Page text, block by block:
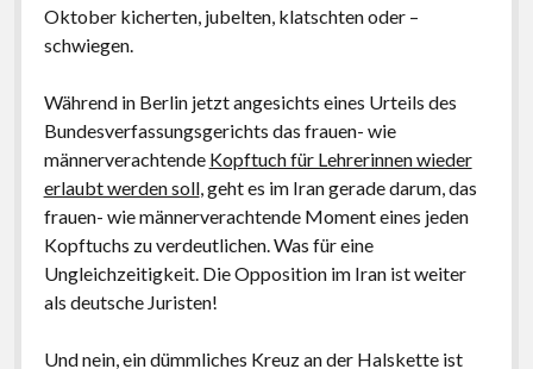
Oktober kicherten, jubelten, klatschten oder –
schwiegen.
Während in Berlin jetzt angesichts eines Urteils des
Bundesverfassungsgerichts das frauen- wie
männerverachtende Kopftuch für Lehrerinnen wieder
erlaubt werden soll, geht es im Iran gerade darum, das
frauen- wie männerverachtende Moment eines jeden
Kopftuchs zu verdeutlichen. Was für eine
Ungleichzeitigkeit. Die Opposition im Iran ist weiter
als deutsche Juristen!
Und nein, ein dümmliches Kreuz an der Halskette ist